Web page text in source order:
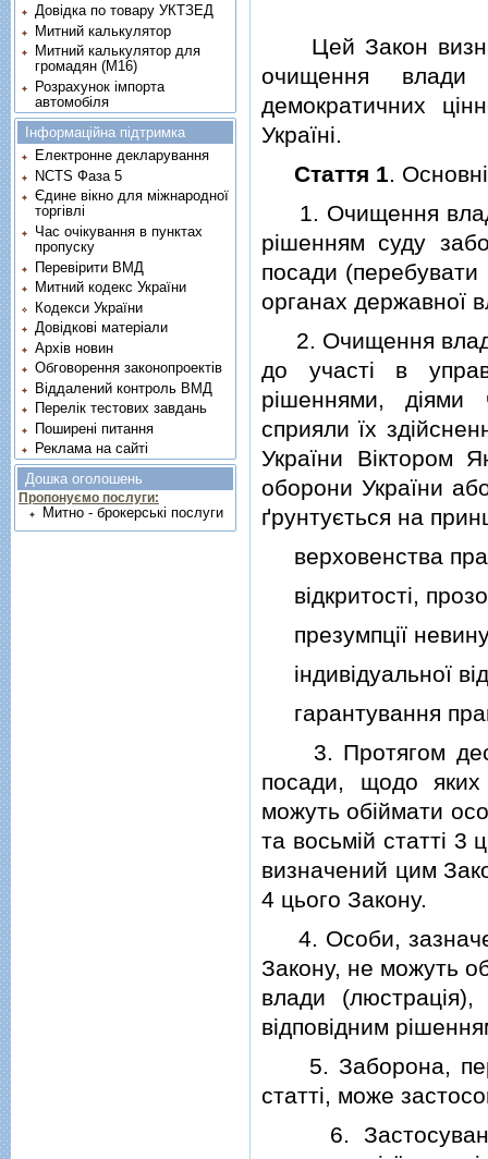
Цей Закон
очищення влади
демократичних
Українi.
Стаття 1.
1. Очищення
рiшенням суду
посади
органах державної
2. Очищення
до участi в
рiшеннями, дiями
сприяли їх
України Вiктором
оборони України
ґрунтується на
верховенства
вiдкритостi,
презумпцiї
iндивiдуальної
гарантування
3. Протягом
посади, щодо
можуть обiймати
та восьмiй статтi 3
визначений цим
4 цього Закону.
4. Особи,
Закону, не можуть
влади
вiдповiдним
5. Заборона,
статтi, може
6. Застосування
Довідка по товару УКТЗЕД
Митний калькулятор
Митний калькулятор для
громадян (М16)
Розрахунок імпорта
автомобіля
Інформаційна підтримка
Електронне декларування
NCTS Фаза 5
Єдине вікно для міжнародної
торгівлі
Час очікування в пунктах
пропуску
Перевірити ВМД
Митний кодекс України
Кодекси України
Довідкові матеріали
Архів новин
Обговорення законопроектів
Віддалений контроль ВМД
Перелік тестових завдань
Поширені питання
Реклама на сайті
Дошка оголошень
Пропонуємо послуги:
Митно - брокерські послуги